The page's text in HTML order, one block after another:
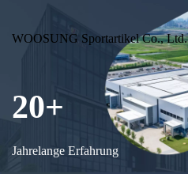
WOOSUNG Sportartikel Co., Ltd.
20+
Jahrelange Erfahrung